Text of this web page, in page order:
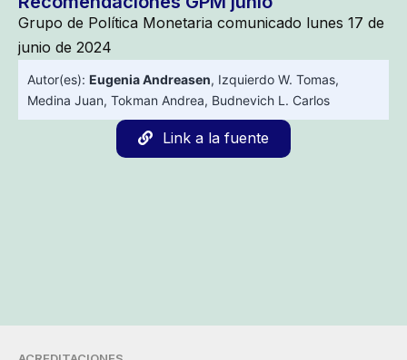
Grupo de Política Monetaria comunicado lunes 17 de
junio de 2024
Autor(es): Eugenia Andreasen, Izquierdo W. Tomas,
Medina Juan, Tokman Andrea, Budnevich L. Carlos
Link a la fuente